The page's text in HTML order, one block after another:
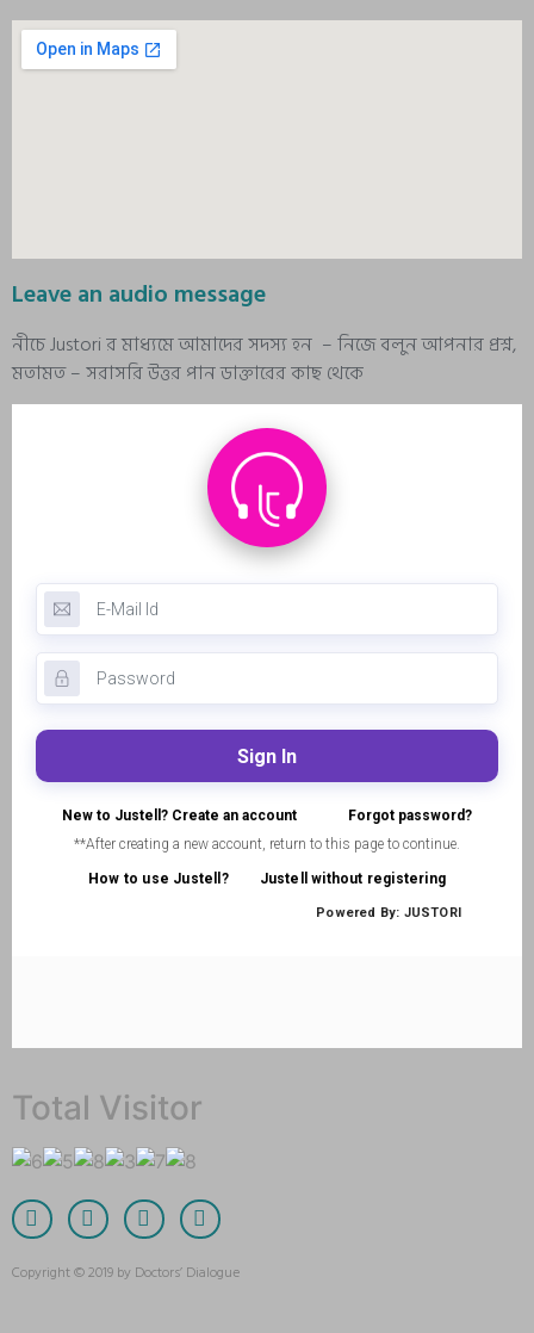
Leave an audio message
নীচে Justori র মাধ্যমে আমাদের সদস্য হন – নিজে বলুন আপনার প্রশ্ন,
মতামত – সরাসরি উত্তর পান ডাক্তারের কাছ থেকে
Total Visitor
Copyright © 2019 by Doctors’ Dialogue